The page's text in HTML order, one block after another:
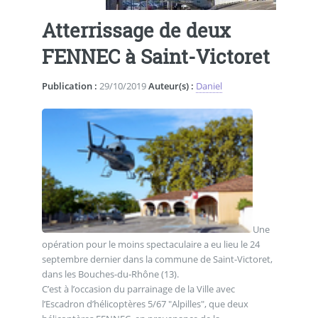
Atterrissage de deux
FENNEC à Saint-Victoret
Publication : 29/10/2019Auteur(s) : Daniel
Une
opération pour le moins spectaculaire a eu lieu le 24
septembre dernier dans la commune de Saint-Victoret,
dans les Bouches-du-Rhône (13).
C’est à l’occasion du parrainage de la Ville avec
l’Escadron d’hélicoptères 5/67 "Alpilles", que deux